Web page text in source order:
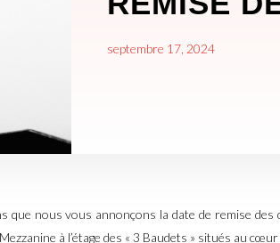
septembre 17, 2024
que nous vous annonçons la date de remise des
à l’étage des « 3 Baudets » situés au cœur